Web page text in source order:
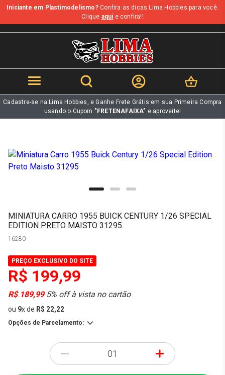
b
Iniciante em Plastimodelismo?Confira as dicas Lima Hobbies para você.
Clique aqui e confira!!
Cadastre-se na Lima Hobbies, e Ganhe Frete Grátis em sua Primeira Compra
usando o Cupom "FRETENAFAIXA" e aproveite!
MINIATURA CARRO 1955 BUICK CENTURY 1/26 SPECIAL
EDITION PRETO MAISTO 31295
16280
PREÇO EXCLUSIVO DO SITE
R$ 199,99
R$ 189,995% off à vista no cartão
ou 9xde R$ 22,22
Opções de Parcelamento:
- +